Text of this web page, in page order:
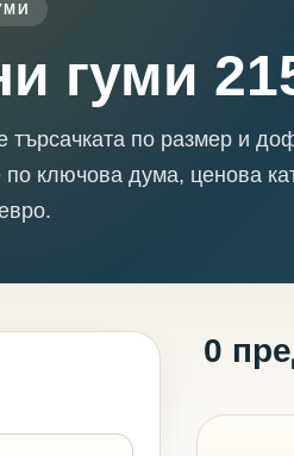
гуми
търсачката по размер и
по ключова дума, ценова
0